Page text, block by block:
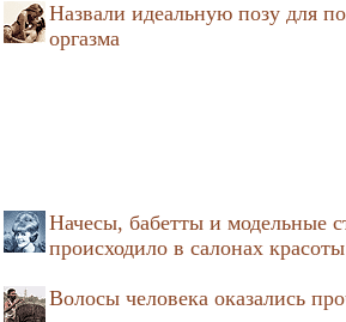
Назвали идеальную позу для
оргазма
Начесы, бабетты и модельные
происходило в салонах
Волосы человека оказались